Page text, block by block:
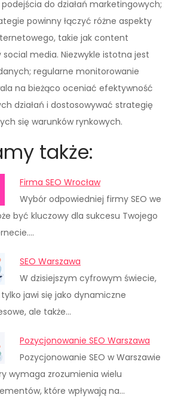
do działań marketingowych;
powinny łączyć różne aspekty
takie jak content
media. Niezwykle istotna jest
regularne monitorowanie
na bieżąco oceniać efektywność
działań i dostosowywać strategię
się warunków rynkowych.
także:
Firma SEO Wrocław
Wybór odpowiedniej firmy SEO we
być kluczowy dla sukcesu Twojego
SEO Warszawa
W dzisiejszym cyfrowym świecie,
jawi się jako dynamiczne
ale także…
Pozycjonowanie SEO Warszawa
Pozycjonowanie SEO w Warszawie
wymaga zrozumienia wielu
które wpływają na…